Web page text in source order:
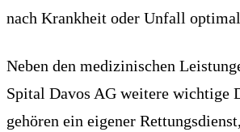
nach Krankheit oder Unfall
Neben den medizinischen
Spital Davos AG weitere wichtige
gehören ein eigener